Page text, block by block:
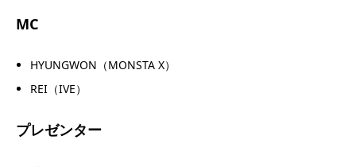
MC
HYUNGWON（MONSTA X）
REI（IVE）
プレゼンター